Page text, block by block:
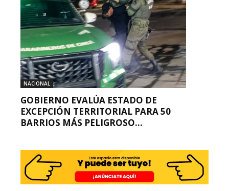
NACIONAL
GOBIERNO EVALÚA ESTADO DE
EXCEPCIÓN TERRITORIAL PARA 50
BARRIOS MÁS PELIGROSO...